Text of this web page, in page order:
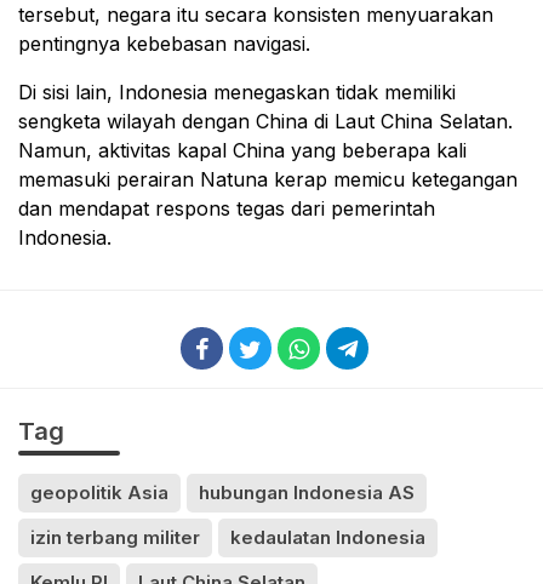
tersebut, negara itu secara konsisten menyuarakan
pentingnya kebebasan navigasi.
Di sisi lain, Indonesia menegaskan tidak memiliki
sengketa wilayah dengan China di Laut China Selatan.
Namun, aktivitas kapal China yang beberapa kali
memasuki perairan Natuna kerap memicu ketegangan
dan mendapat respons tegas dari pemerintah
Indonesia.
Tag
geopolitik Asia
hubungan Indonesia AS
izin terbang militer
kedaulatan Indonesia